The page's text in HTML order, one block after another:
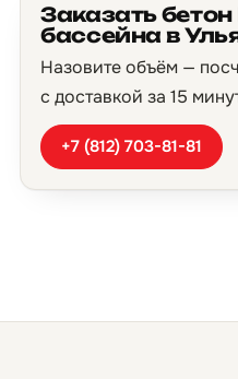
Заказать
бассейна в
Назовите объём —
с доставкой за 15
+7 (812) 703-81-81